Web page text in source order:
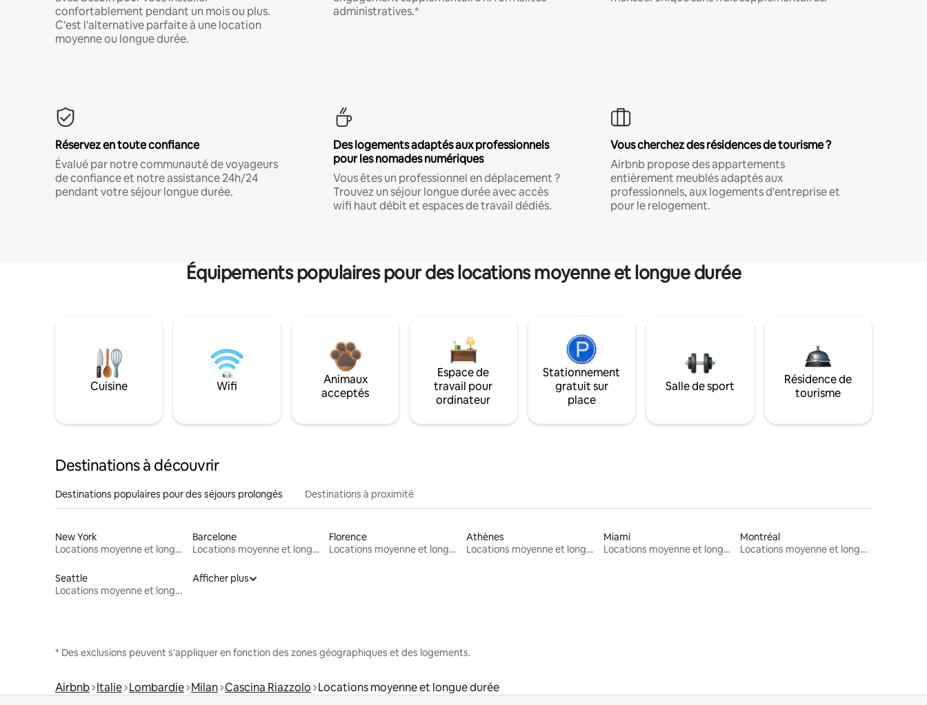
confortablement pendant un mois ou plus.
C'est l'alternative parfaite à une location
moyenne ou longue durée.
administratives.*
Réservez en toute confiance
Évalué par notre communauté de voyageurs
de confiance et notre assistance 24h/24
pendant votre séjour longue durée.
Des logements adaptés aux professionnels
pour les nomades numériques
Vous êtes un professionnel en déplacement ?
Trouvez un séjour longue durée avec accès
wifi haut débit et espaces de travail dédiés.
Vous cherchez des résidences de tourisme ?
Airbnb propose des appartements
entièrement meublés adaptés aux
professionnels, aux logements d'entreprise et
pour le relogement.
Équipements populaires pour des locations moyenne et longue durée
Cuisine Wifi
Animaux
acceptés
Espace de
travail pour
ordinateur
Stationnement
gratuit sur
place
Salle de sport
Résidence de
tourisme
Destinations à découvrir
Destinations populaires pour des séjours prolongés Destinations à proximité
New York
Locations moyenne et longue durée
Barcelone
Locations moyenne et longue durée
Florence
Locations moyenne et longue durée
Athènes
Locations moyenne et longue durée
Miami
Locations moyenne et longue durée
Montréal
Locations moyenne et longue durée
Seattle
Locations moyenne et longue durée
Afficher plus
* Des exclusions peuvent s'appliquer en fonction des zones géographiques et des logements.
Airbnb Italie Lombardie Milan Cascina Riazzolo Locations moyenne et longue durée